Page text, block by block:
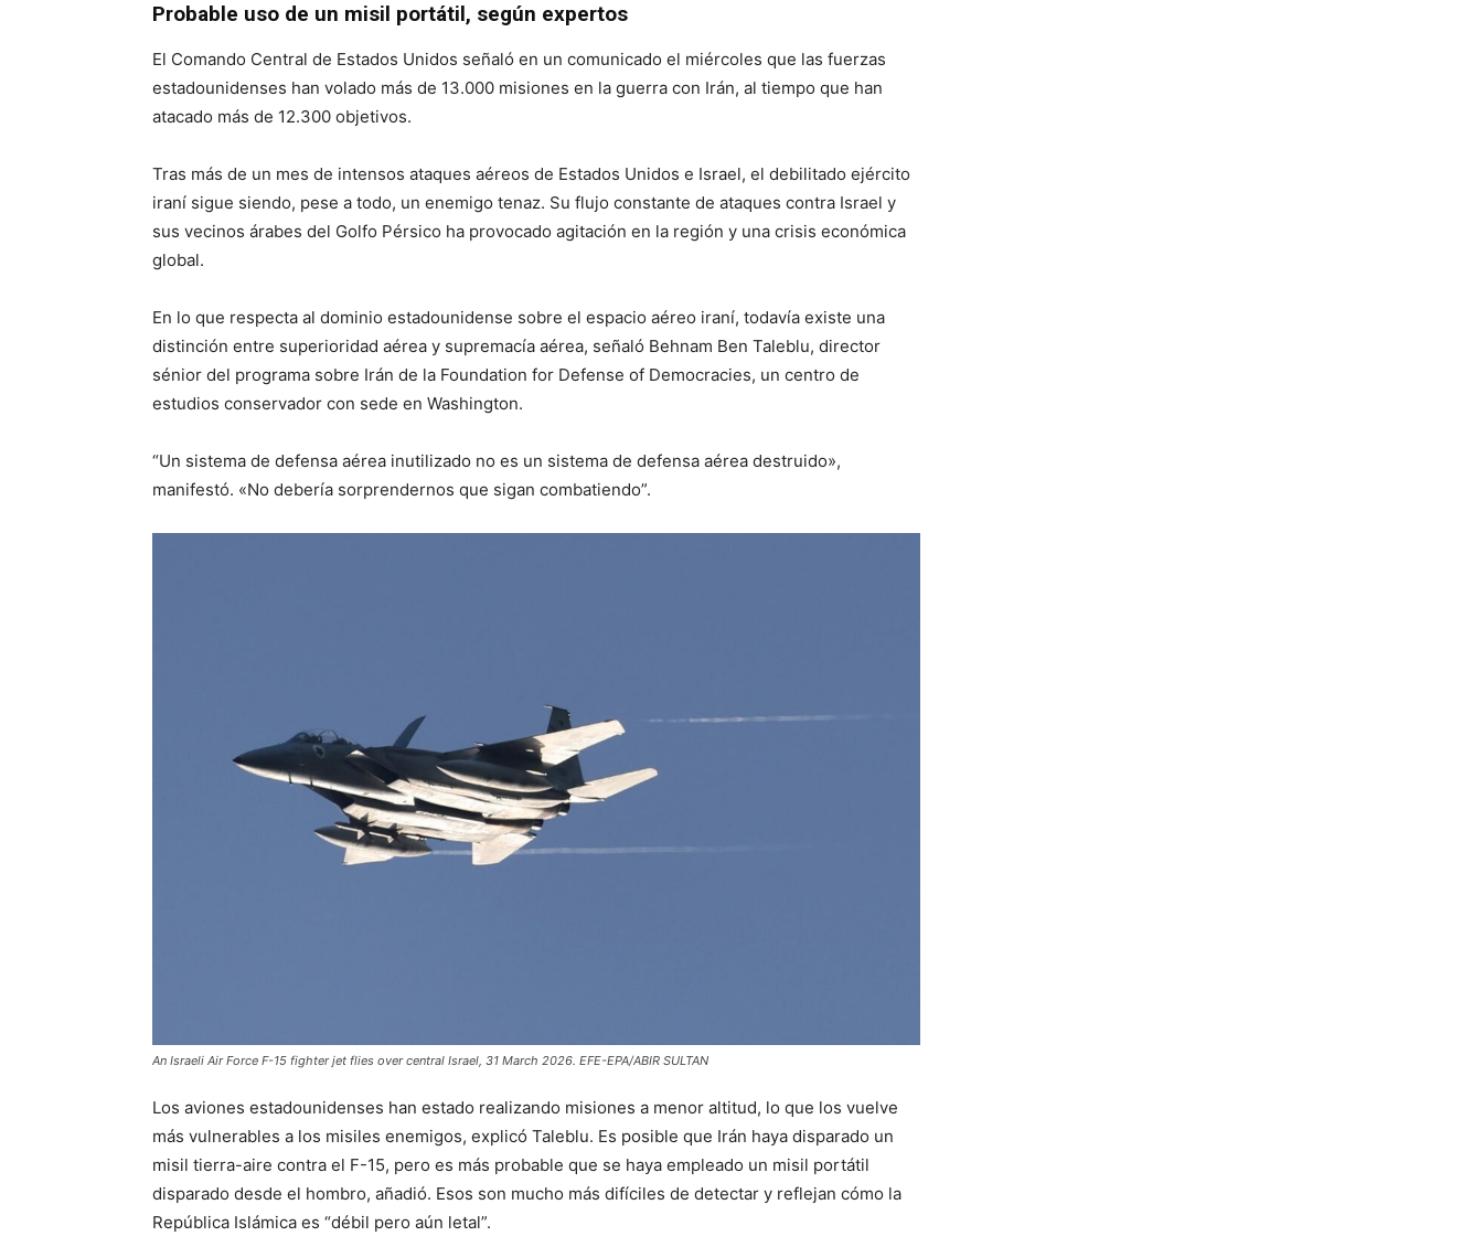
Probable uso de un misil portátil, según expertos
El Comando Central de Estados Unidos señaló en un comunicado el miércoles que las fuerzas
estadounidenses han volado más de 13.000 misiones en la guerra con Irán, al tiempo que han
atacado más de 12.300 objetivos.
Tras más de un mes de intensos ataques aéreos de Estados Unidos e Israel, el debilitado ejército
iraní sigue siendo, pese a todo, un enemigo tenaz. Su flujo constante de ataques contra Israel y
sus vecinos árabes del Golfo Pérsico ha provocado agitación en la región y una crisis económica
global.
En lo que respecta al dominio estadounidense sobre el espacio aéreo iraní, todavía existe una
distinción entre superioridad aérea y supremacía aérea, señaló Behnam Ben Taleblu, director
sénior del programa sobre Irán de la Foundation for Defense of Democracies, un centro de
estudios conservador con sede en Washington.
“Un sistema de defensa aérea inutilizado no es un sistema de defensa aérea destruido»,
manifestó. «No debería sorprendernos que sigan combatiendo”.
An Israeli Air Force F-15 fighter jet flies over central Israel, 31 March 2026. EFE-EPA/ABIR SULTAN
Los aviones estadounidenses han estado realizando misiones a menor altitud, lo que los vuelve
más vulnerables a los misiles enemigos, explicó Taleblu. Es posible que Irán haya disparado un
misil tierra-aire contra el F-15, pero es más probable que se haya empleado un misil portátil
disparado desde el hombro, añadió. Esos son mucho más difíciles de detectar y reflejan cómo la
República Islámica es “débil pero aún letal”.